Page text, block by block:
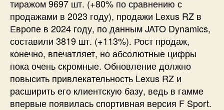
тиражом 9697 шт. (+80% по сравнению с
продажами в 2023 году), продажи Lexus RZ в
Европе в 2024 году, по данным JATO Dynamics,
составили 3819 шт. (+113%). Рост продаж,
конечно, впечатляет, но абсолютные цифры
пока очень скромные. Обновление должно
повысить привлекательность Lexus RZ и
расширить его клиентскую базу, ведь в гамме
впервые появилась спортивная версия F Sport.